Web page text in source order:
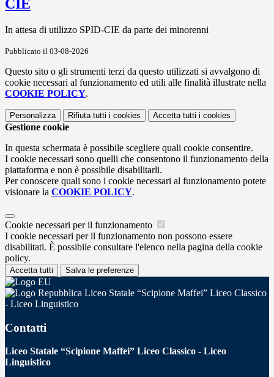
CIE
In attesa di utilizzo SPID-CIE da parte dei minorenni
Pubblicato il 03-08-2026
Questo sito o gli strumenti terzi da questo utilizzati si avvalgono di
cookie necessari al funzionamento ed utili alle finalità illustrate nella
COOKIE POLICY.
Personalizza Rifiuta tutti i cookies Accetta tutti i cookies
Gestione cookie
In questa schermata è possibile scegliere quali cookie consentire.
I cookie necessari sono quelli che consentono il funzionamento della
piattaforma e non è possibile disabilitarli.
Per conoscere quali sono i cookie necessari al funzionamento potete
visionare la COOKIE POLICY.
Cookie necessari per il funzionamento
I cookie necessari per il funzionamento non possono essere
disabilitati. È possibile consultare l'elenco nella pagina della cookie
policy.
Accetta tutti Salva le preferenze
Liceo Statale “Scipione Maffei” Liceo Classico
- Liceo Linguistico
Contatti
Liceo Statale “Scipione Maffei” Liceo Classico - Liceo
Linguistico